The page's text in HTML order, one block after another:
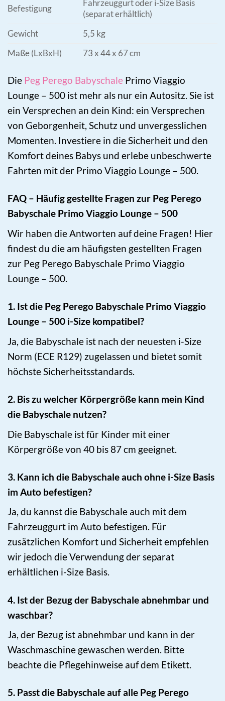
Befestigung
Fahrzeuggurt oder i-Size Basis
(separat erhältlich)
Gewicht
5,5 kg
Maße (LxBxH)
73 x 44 x 67 cm
Die Peg Perego Babyschale Primo Viaggio
Lounge – 500 ist mehr als nur ein Autositz. Sie ist
ein Versprechen an dein Kind: ein Versprechen
von Geborgenheit, Schutz und unvergesslichen
Momenten. Investiere in die Sicherheit und den
Komfort deines Babys und erlebe unbeschwerte
Fahrten mit der Primo Viaggio Lounge – 500.
FAQ – Häufig gestellte Fragen zur Peg Perego
Babyschale Primo Viaggio Lounge – 500
Wir haben die Antworten auf deine Fragen! Hier
findest du die am häufigsten gestellten Fragen
zur Peg Perego Babyschale Primo Viaggio
Lounge – 500.
1. Ist die Peg Perego Babyschale Primo Viaggio
Lounge – 500 i-Size kompatibel?
Ja, die Babyschale ist nach der neuesten i-Size
Norm (ECE R129) zugelassen und bietet somit
höchste Sicherheitsstandards.
2. Bis zu welcher Körpergröße kann mein Kind
die Babyschale nutzen?
Die Babyschale ist für Kinder mit einer
Körpergröße von 40 bis 87 cm geeignet.
3. Kann ich die Babyschale auch ohne i-Size Basis
im Auto befestigen?
Ja, du kannst die Babyschale auch mit dem
Fahrzeuggurt im Auto befestigen. Für
zusätzlichen Komfort und Sicherheit empfehlen
wir jedoch die Verwendung der separat
erhältlichen i-Size Basis.
4. Ist der Bezug der Babyschale abnehmbar und
waschbar?
Ja, der Bezug ist abnehmbar und kann in der
Waschmaschine gewaschen werden. Bitte
beachte die Pflegehinweise auf dem Etikett.
5. Passt die Babyschale auf alle Peg Perego